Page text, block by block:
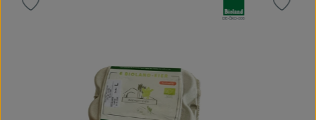
, Kontrollstelle:
DE-ÖKO-006
Produkt zu Favouriten hinzufügen